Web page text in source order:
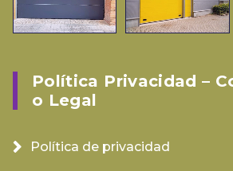
Política Privacidad –
O Legal
Política de privacidad